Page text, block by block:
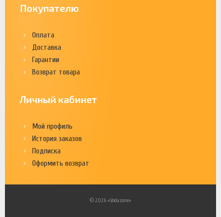
Покупателю
Оплата
Доставка
Гарантии
Возврат товара
Личный кабинет
Мой профиль
История заказов
Подписка
Оформить возврат
© 2026 «Vodazone»